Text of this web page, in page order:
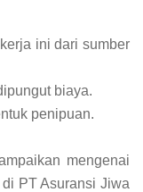
ini dari sumber
biaya.
penipuan.
mengenai
PT Asuransi Jiwa